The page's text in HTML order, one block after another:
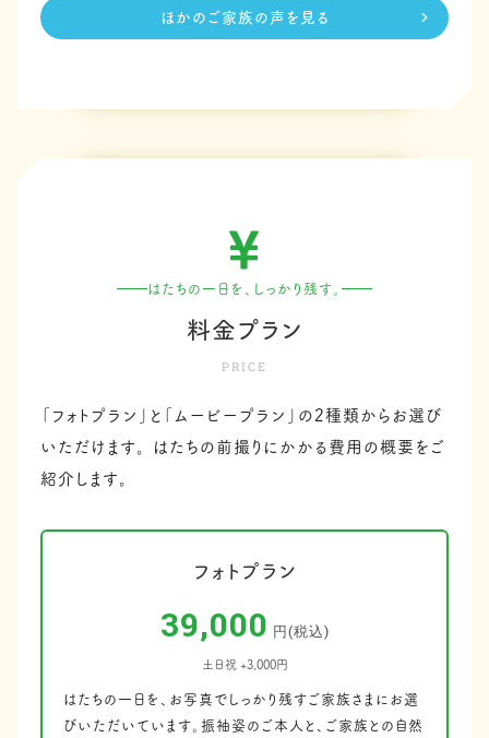
ほかのご家族の声を見る
はたちの一日を、しっかり残す。
料金プラン
PRICE
「フォトプラン」と「ムービープラン」の2種類からお選び
いただけます。
はたちの前撮りにかかる費用の概要をご
紹介します。
フォトプラン
39,000 円(税込)
土日祝 +3,000円
はたちの一日を、お写真でしっかり残すご家族さまにお選
びいただいています。振袖姿のご本人と、ご家族との自然